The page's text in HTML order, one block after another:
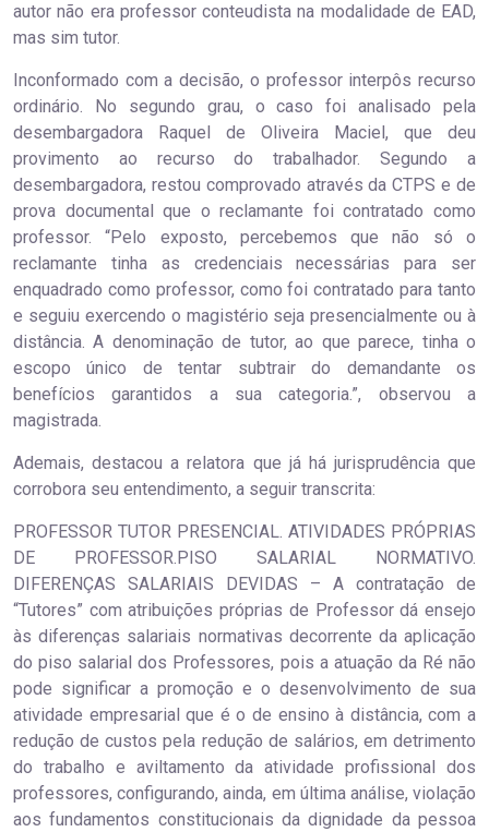
autor não era professor conteudista na modalidade de EAD,
mas sim tutor.
Inconformado com a decisão, o professor interpôs recurso
ordinário. No segundo grau, o caso foi analisado pela
desembargadora Raquel de Oliveira Maciel, que deu
provimento ao recurso do trabalhador. Segundo a
desembargadora, restou comprovado através da CTPS e de
prova documental que o reclamante foi contratado como
professor. “Pelo exposto, percebemos que não só o
reclamante tinha as credenciais necessárias para ser
enquadrado como professor, como foi contratado para tanto
e seguiu exercendo o magistério seja presencialmente ou à
distância. A denominação de tutor, ao que parece, tinha o
escopo único de tentar subtrair do demandante os
benefícios garantidos a sua categoria.”, observou a
magistrada.
Ademais, destacou a relatora que já há jurisprudência que
corrobora seu entendimento, a seguir transcrita:
PROFESSOR TUTOR PRESENCIAL. ATIVIDADES PRÓPRIAS
DE PROFESSOR.PISO SALARIAL NORMATIVO.
DIFERENÇAS SALARIAIS DEVIDAS – A contratação de
“Tutores” com atribuições próprias de Professor dá ensejo
às diferenças salariais normativas decorrente da aplicação
do piso salarial dos Professores, pois a atuação da Ré não
pode significar a promoção e o desenvolvimento de sua
atividade empresarial que é o de ensino à distância, com a
redução de custos pela redução de salários, em detrimento
do trabalho e aviltamento da atividade profissional dos
professores, configurando, ainda, em última análise, violação
aos fundamentos constitucionais da dignidade da pessoa